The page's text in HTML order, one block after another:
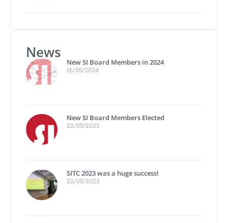
News
New SI Board Members in 2024
16/05/2024
New SI Board Members Elected
22/05/2023
SITC 2023 was a huge success!
22/05/2023